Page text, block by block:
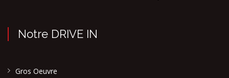
Notre DRIVE IN
Gros Oeuvre